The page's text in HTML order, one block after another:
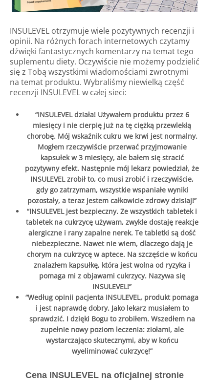
INSULEVEL otrzymuje wiele pozytywnych recenzji i
opinii. Na różnych forach internetowych czytamy
dźwięki fantastycznych komentarzy na temat tego
suplementu diety. Oczywiście nie możemy podzielić
się z Tobą wszystkimi wiadomościami zwrotnymi
na temat produktu. Wybraliśmy niewielką część
recenzji INSULEVEL w całej sieci:
“INSULEVEL działa! Używałem produktu przez 6
miesięcy i nie cierpię już na tę ciężką przewlekłą
chorobę. Mój wskaźnik cukru we krwi jest normalny.
Mogłem rzeczywiście przerwać przyjmowanie
kapsułek w 3 miesięcy, ale bałem się stracić
pozytywny efekt. Następnie mój lekarz powiedział, że
INSULEVEL zrobił to, co musi zrobić i rzeczywiście,
gdy go zatrzymam, wszystkie wspaniałe wyniki
pozostały, a teraz jestem całkowicie zdrowy dzisiaj!”
“INSULEVEL jest bezpieczny. Ze wszystkich tabletek i
tabletek na cukrzycę używam, zwykle dostaję reakcje
alergiczne i rany zapalne nerek. Te tabletki są dość
niebezpieczne. Nawet nie wiem, dlaczego dają je
chorym na cukrzycę w aptece. Na szczęście w końcu
znalazłem kapsułkę, która jest wolna od ryzyka i
pomaga mi z objawami cukrzycy. Nazywa się
INSULEVEL!”
“Według opinii pacjenta INSULEVEL, produkt pomaga
i jest naprawdę dobry. Jako lekarz musiałem to
sprawdzić. I dzięki Bogu to zrobiłem. Wszedłem na
zupełnie nowy poziom leczenia: ziołami, ale
wystarczająco skutecznymi, aby w końcu
wyeliminować cukrzycę!”
Cena INSULEVEL na oficjalnej stronie